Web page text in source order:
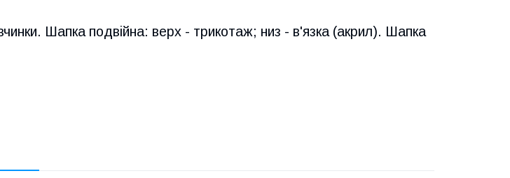
Шапка подвійна: верх - трикотаж; низ - в'язка (акрил). Шапка